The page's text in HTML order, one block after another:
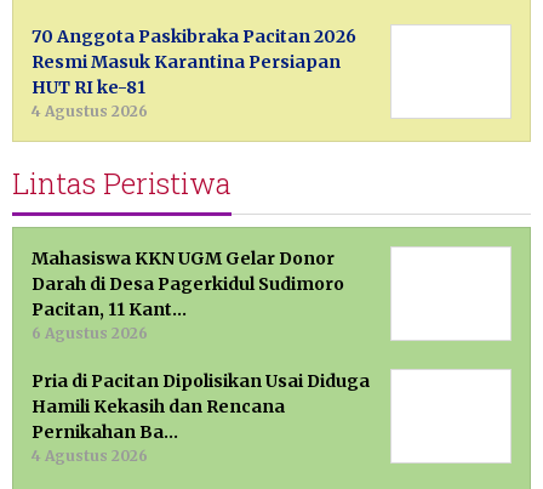
70 Anggota Paskibraka Pacitan 2026
Resmi Masuk Karantina Persiapan
HUT RI ke-81
4 Agustus 2026
Lintas Peristiwa
Mahasiswa KKN UGM Gelar Donor
Darah di Desa Pagerkidul Sudimoro
Pacitan, 11 Kant…
6 Agustus 2026
Pria di Pacitan Dipolisikan Usai Diduga
Hamili Kekasih dan Rencana
Pernikahan Ba…
4 Agustus 2026